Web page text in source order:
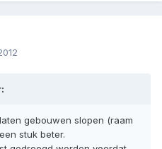
gebouwen slopen (raam
stuk beter.